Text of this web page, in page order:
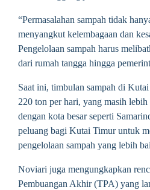
“Permasalahan sampah tidak
menyangkut kelembagaan dan
Pengelolaan sampah harus
dari rumah tangga hingga
Saat ini, timbulan sampah di
220 ton per hari, yang masih
dengan kota besar seperti
peluang bagi Kutai Timur untuk
pengelolaan sampah yang lebih
Noviari juga mengungkapkan
Pembuangan Akhir (TPA) yang